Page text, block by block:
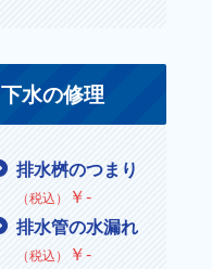
下水の修理
排水桝のつまり
（税込） ￥‐
排水管の水漏れ
（税込） ￥‐